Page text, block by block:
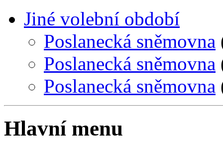
Jiné volební období
Poslanecká sněmovna
Poslanecká sněmovna
Poslanecká sněmovna
Hlavní menu